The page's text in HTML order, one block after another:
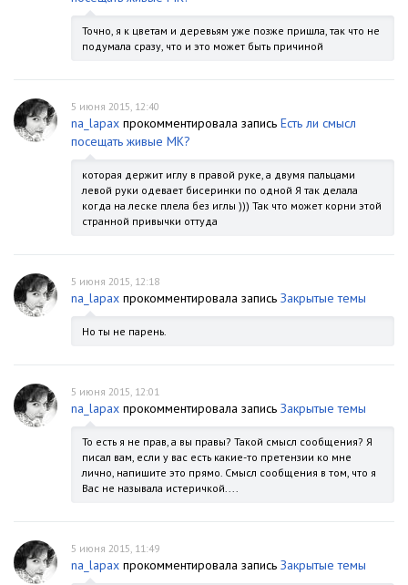
Точно, я к цветам и деревьям уже позже пришла, так что не
подумала сразу, что и это может быть причиной
5 июня 2015, 12:40
na_lapax прокомментировала запись Есть ли смысл
посещать живые МК?
которая держит иглу в правой руке, а двумя пальцами
левой руки одевает бисеринки по одной Я так делала
когда на леске плела без иглы ))) Так что может корни этой
странной привычки оттуда
5 июня 2015, 12:18
na_lapax прокомментировала запись Закрытые темы
Но ты не парень.
5 июня 2015, 12:01
na_lapax прокомментировала запись Закрытые темы
То есть я не прав, а вы правы? Такой смысл сообщения? Я
писал вам, если у вас есть какие-то претензии ко мне
лично, напишите это прямо. Смысл сообщения в том, что я
Вас не называла истеричкой....
5 июня 2015, 11:49
na_lapax прокомментировала запись Закрытые темы